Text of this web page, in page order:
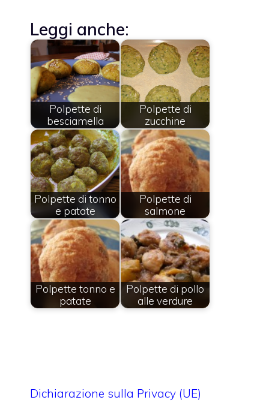
Leggi anche:
Polpette di
besciamella
Polpette di
zucchine
Polpette di tonno
e patate
Polpette di
salmone
Polpette tonno e
patate
Polpette di pollo
alle verdure
Dichiarazione sulla Privacy (UE)